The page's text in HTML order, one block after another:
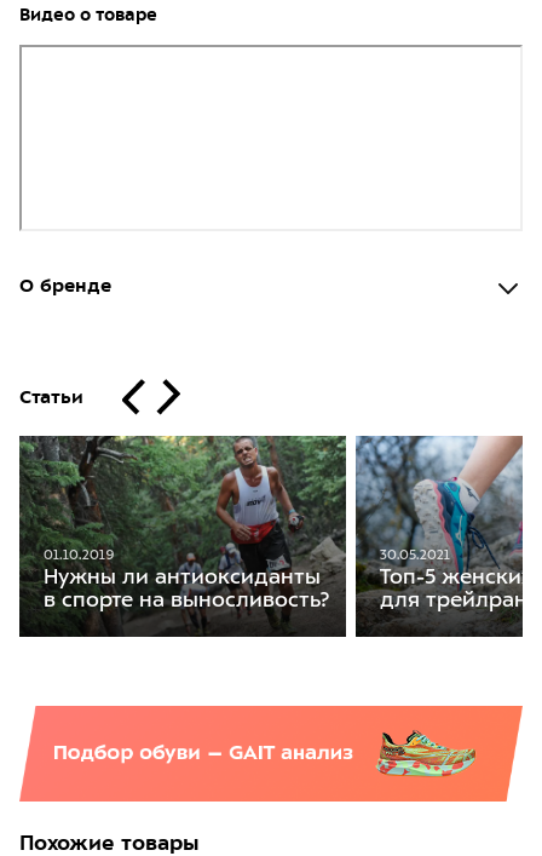
Видео о товаре
О бренде
Статьи
01.10.2019
Нужны ли антиоксиданты
в спорте на выносливость?
30.05.2021
Топ-5 женских
для
Похожие товары